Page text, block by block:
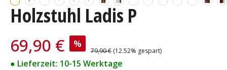
Holzstuhl Ladis P
Verkaufspreis:
69,90 € %
Regulärer Preis:
79,90 € (12.52% gespart)
● Lieferzeit: 10-15 Werktage